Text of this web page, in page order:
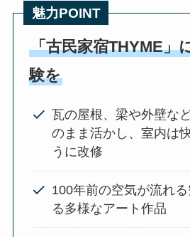
魅力POINT
「古民家宿THYME」
験を
瓦の屋根、梁や外壁な
のまま活かし、室内は
うに改修
100年前の空気が流れ
る多様なアート作品